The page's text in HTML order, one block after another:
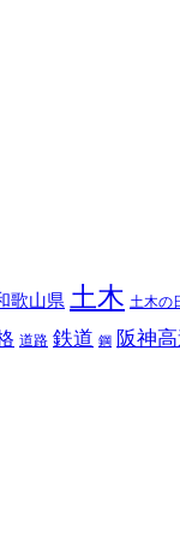
歌山県 土木 土木の
道路 鉄道 鋼 阪神